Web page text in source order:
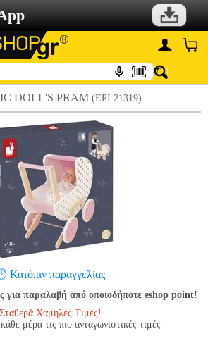
DOLL'S PRAM (EPI.21319)
Κατόπιν παραγγελίας
για παραλαβή από οποιοδήποτε eshop point!
Σταθερά Χαμηλές Τιμές!
μέρα τις πιο ανταγωνιστικές τιμές